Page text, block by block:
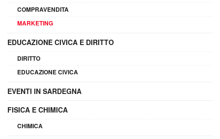
COMPRAVENDITA
MARKETING
EDUCAZIONE CIVICA E DIRITTO
DIRITTO
EDUCAZIONE CIVICA
EVENTI IN SARDEGNA
FISICA E CHIMICA
CHIMICA